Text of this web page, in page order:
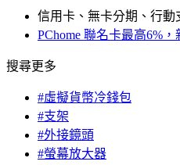
信用卡、無卡分期、行
PChome 聯名卡最高6%
搜尋更多
#虛擬貨幣冷錢包
#支架
#外接鏡頭
#螢幕放大器